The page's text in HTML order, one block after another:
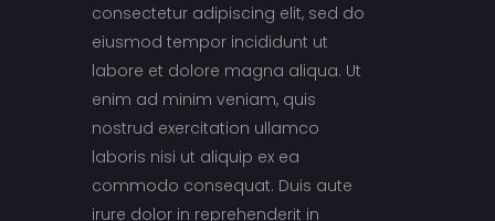
consectetur adipiscing elit, sed do
eiusmod tempor incididunt ut
labore et dolore magna aliqua. Ut
enim ad minim veniam, quis
nostrud exercitation ullamco
laboris nisi ut aliquip ex ea
commodo consequat. Duis aute
irure dolor in reprehenderit in